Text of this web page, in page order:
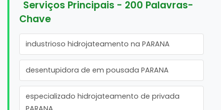
Serviços Principais - 200 Palavras-
Chave
industrioso hidrojateamento na PARANA
desentupidora de em pousada PARANA
especializado hidrojateamento de privada